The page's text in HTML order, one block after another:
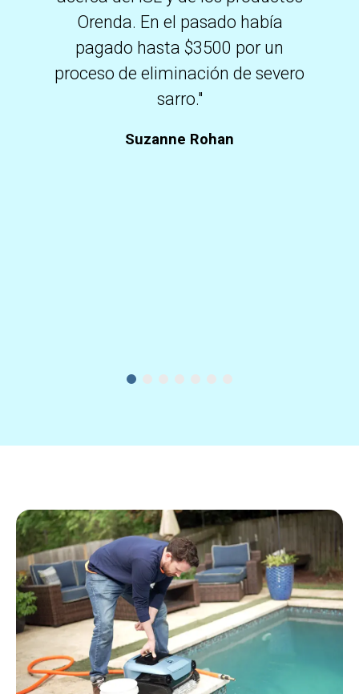
Orenda. En el pasado había
pagado hasta $3500 por un
proceso de eliminación de severo
sarro."
Suzanne Rohan